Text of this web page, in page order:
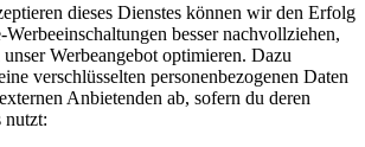
dieses Dienstes können wir den Erfolg
besser nachvollziehen,
Werbeangebot optimieren. Dazu
verschlüsselten personenbezogenen Daten
Anbietenden ab, sofern du deren
nutzt: